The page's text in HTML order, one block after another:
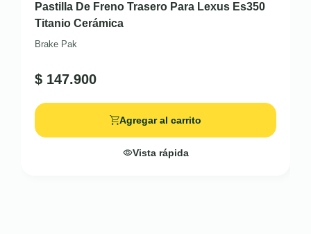
Pastilla De Freno Trasero Para Lexus Es350
Titanio Cerámica
Brake Pak
$ 147.900
Agregar al carrito
Vista rápida